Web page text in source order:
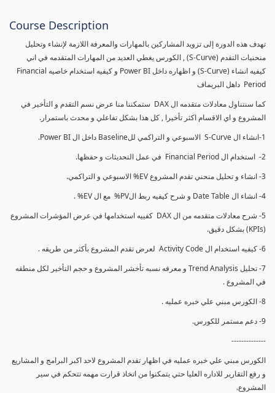
Course Description
تهدف هذه الدورة إلى تزويد المشاركين بالمهارات والمعرفة اللازمة لإنشاء وتحليل
منحنيات التقدم (S-Curve) , الكورس يغطي العديد من المهارات المتقدمه في اني
كيفيه انشاء (S-Curve) و اظهاره داخل Power BI و كيفيه استخدام خاصيه Financial
Period داهل البريماف
كما سنتناول معادلات متقدمه ال DAX ستمكننا منا عرض نسم التقدم و التأخير في
المشروع و اي الاقسام اكثر تأخيرا , كل هذا بشكل تفاعلي و محدث باستمرار.
1-انشاء ال S-Curve الاسبوعي و التراكمي للBaseline داخل ال Power BI.
2- استخدام ال Financial Period في عمل التحديثات و حفظها.
3- انشاء و تحليل منحني تقدم المشروع EV% الاسبوعي و التراكمي.
4- انشاء ال Date Table و شرح كيفيه ربط الPV% مع ال EV% .
5- شرح معادلات متقدمه من ال DAX كفييه استخدامها في عرض المؤشرات المشروع
(KPIs) بشكل دقيق.
6- كيفيه استخدام ال Activity Code لعرض تقدم المشروع بأكثر من طريقه .
7- تحليل Trend Analysis و معرفه نسبه تأخشر المشروع و حجم التأخير لكل منطقه
في المشروع .
8- الكورس مبني علي خبره عمليه .
9- دعم مستمر للكورس.
--------------
الكورس مبني علي خبره عمليه في اظهار تقدم المشروع لاحد اكبر البرامج و المشاريع
و رفع التقارير للاداره العليا حتي يتمكنوا من اتخاذ قرارت مهمه تتحكم في سير
المشروع.